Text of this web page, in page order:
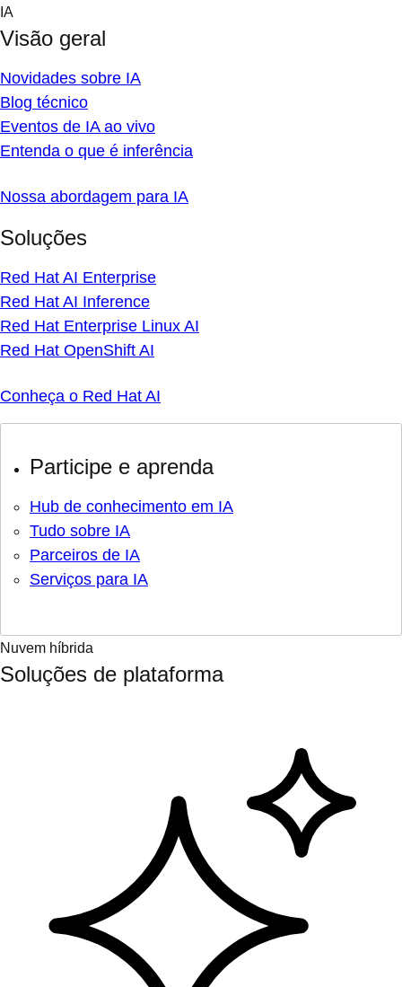
Skip
content
IA
Visão geral
Novidades sobre IA
Blog técnico
Eventos de IA ao vivo
Entenda o que é inferência
Nossa abordagem para IA
Soluções
Red Hat AI Enterprise
Red Hat AI Inference
Red Hat Enterprise Linux AI
Red Hat OpenShift AI
Conheça o Red Hat AI
Participe e aprenda
Hub de conhecimento em IA
Tudo sobre IA
Parceiros de IA
Serviços para IA
Nuvem híbrida
Soluções de plataforma